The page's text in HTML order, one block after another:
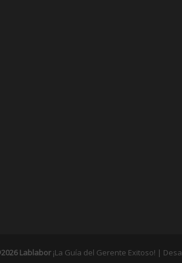
Lablabor ¡La Guía del Gerente Exitoso! |